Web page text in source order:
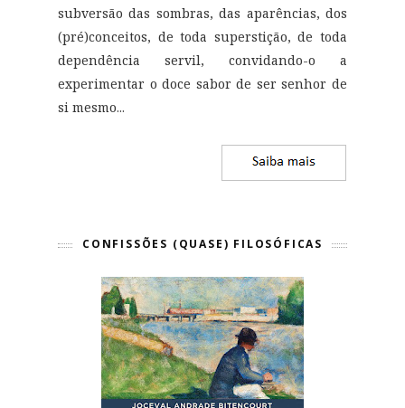
subversão das sombras, das aparências, dos
(pré)conceitos, de toda superstição, de toda
dependência servil, convidando-o a
experimentar o doce sabor de ser senhor de
si mesmo...
CONFISSÕES (QUASE) FILOSÓFICAS